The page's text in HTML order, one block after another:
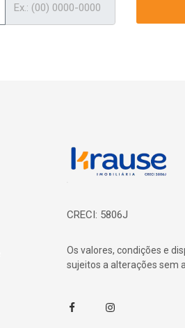
Página inicial
CRECI: 5806J
Os valores, condições e
sujeitos a alterações sem
FacebookInstagram